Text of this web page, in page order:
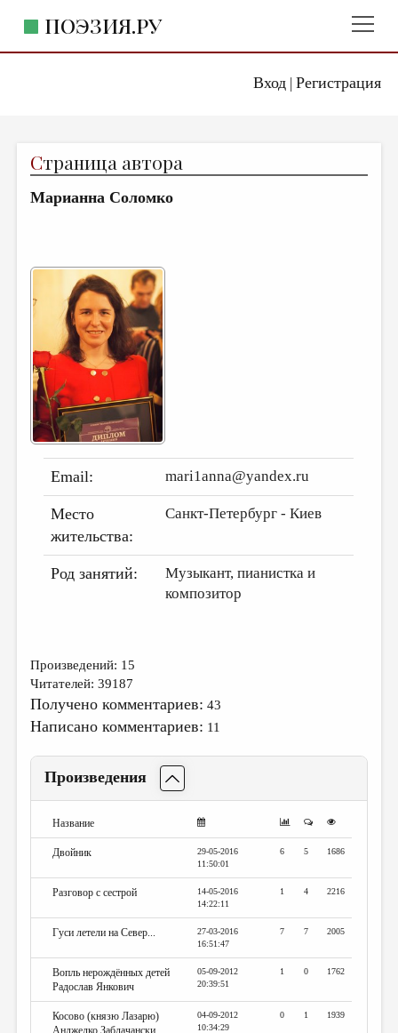
Вход| Регистрация
ПОЭЗИЯ.РУ
ЖАНРЫ
АВТОРЫ
ЛИТСАЛОН
НОВОСТИ
ПРАВИЛА САЙТА
ОТДЕЛЫ И РУБРИКИ
ИЗБРАННОЕ
ДАЙДЖЕСТ
ПРОИЗВЕДЕНИЯ
ПЕРЕВОДЫ
КОНКУРСЫ
КНИЖНАЯ ПОЛКА
ОБЪЯВЛЕНИЯ
КОЛОНКА РЕДАКТОРА
ОТ РЕДАКЦИИ
МАЛАЯ ПРОЗА
ЭССЕИСТИКА
ЛИТЕРАТУРОВЕДЕНИЕ
КУЛЬТУРОВЕДЕНИЕ
ПУБЛИЦИСТИКА
РЕЦЕНЗИРОВАНИЕ
ЦИКЛЫ ПУБЛИКАЦИЙ
ТРЕДИАКОВСКИЙ
Страница автора
Марианна Соломко
Email: mari1anna@yandex.ru
Место
жительства:
Санкт-Петербург - Киев
Род занятий:
Музыкант, пианистка и
композитор
Произведений: 15
Читателей: 39187
Получено комментариев: 43
Написано комментариев: 11
Произведения
Название
Двойник
29-05-2016
11:50:01
6 5 1686
Разговор с сестрой
14-05-2016
14:22:11
1 4 2216
Гуси летели на Север...
27-03-2016
16:51:47
7 7 2005
Вопль нерождённых детей
Радослав Янкович
05-09-2012
20:39:51
1 0 1762
Косово (князю Лазарю)
Анджелко Заблачански
04-09-2012
10:34:29
0 1 1939